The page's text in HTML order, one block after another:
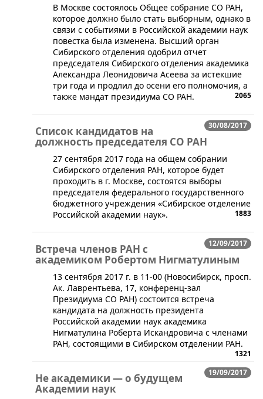
​​В Москве состоялось Общее собрание СО РАН,
которое должно было стать выборным, однако в
связи с событиями в Российской академии наук
повестка была изменена. Высший орган
Сибирского отделения одобрил отчет
председателя Сибирского отделения академика
Александра Леонидовича Асеева за истекшие
три года и продлил до осени его полномочия, а
также мандат президиума СО РАН.
2065
30/08/2017
Список кандидатов на
должность председателя СО РАН
​27 сентября 2017 года на общем собрании
Сибирского отделения РАН, которое будет
проходить в г. Москве, состоятся выборы
председателя федерального государственного
бюджетного учреждения «Сибирское отделение
Российской академии наук».
1883
12/09/2017
Встреча членов РАН с
академиком Робертом Нигматулиным
​13 сентября 2017 г. в 11-00 (Новосибирск, просп.
Ак. Лаврентьева, 17, конференц-зал
Президиума СО РАН) состоится встреча
кандидата на должность президента
Российской академии наук академика
Нигматулина Роберта Искандровича с членами
РАН, состоящими в Сибирском отделении РАН.
1321
19/09/2017
Не академики — о будущем
Академии наук